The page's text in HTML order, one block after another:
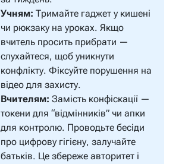
Учням: Тримайте гаджет у кишені
чи рюкзаку на уроках. Якщо
вчитель просить прибрати —
слухайтеся, щоб уникнути
конфлікту. Фіксуйте порушення на
відео для захисту.
Вчителям: Замість конфіскації —
токени для “відмінників” чи апки
для контролю. Проводьте бесіди
про цифрову гігієну, залучайте
батьків. Це збереже авторитет і